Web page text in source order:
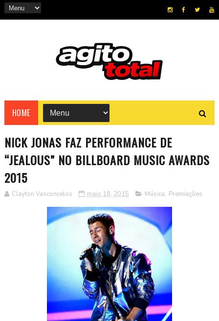
HOME
NICK JONAS FAZ PERFORMANCE DE
“JEALOUS” NO BILLBOARD MUSIC AWARDS
2015
Clayton Vasconcelos maio 18, 2015 Música, Premiações